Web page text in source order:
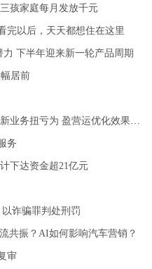
孩家庭每月发放千元
完以后，天天都想住在这里
下半年迎来新一轮产品周期
居前
国金证券给予顺丰控股买入评级 新业务扭亏为 盈营运优化效果显现
务
下达资金超21亿元
诈骗罪判处刑罚
共振？AI如何影响汽车营销？
审